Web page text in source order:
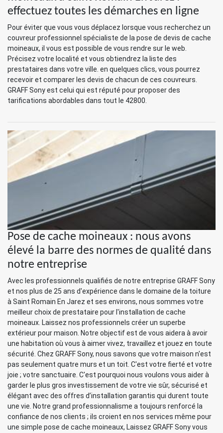
effectuez toutes les démarches en ligne
Pour éviter que vous vous déplacez lorsque vous recherchez un
couvreur professionnel spécialiste de la pose de devis de cache
moineaux, il vous est possible de vous rendre sur le web.
Précisez votre localité et vous obtiendrez la liste des
prestataires dans votre ville. en quelques clics, vous pourrez
recevoir et comparer les devis de chacun de ces couvreurs.
GRAFF Sony est celui qui est réputé pour proposer des
tarifications abordables dans tout le 42800.
Pose de cache moineaux : nous avons
élevé la barre des normes de qualité dans
notre entreprise
Avec les professionnels qualifiés de notre entreprise GRAFF Sony
et nos plus de 25 ans d'expérience dans le domaine de la toiture
à Saint Romain En Jarez et ses environs, nous sommes votre
meilleur choix de prestataire pour l'installation de cache
moineaux. Laissez nos professionnels créer un superbe
extérieur pour maison. Notre objectif est de vous aidera à avoir
une habitation où vous à aimer vivez, travaillez et jouez en toute
sécurité. Chez GRAFF Sony, nous savons que votre maison n'est
pas seulement quatre murs et un toit. C'est votre fierté et votre
joie ; votre sanctuaire. C'est pourquoi nous voulons vous aider à
garder le plus gros investissement de votre vie sûr, sécurisé et
élégant avec des offres d’installation garantis qui durent toute
une vie. Notre grand professionnalisme a toujours renforcé la
confiance de nos clients ; ils croient en nos services même pour
une simple pose de cache moineaux, Laissez GRAFF Sony vous